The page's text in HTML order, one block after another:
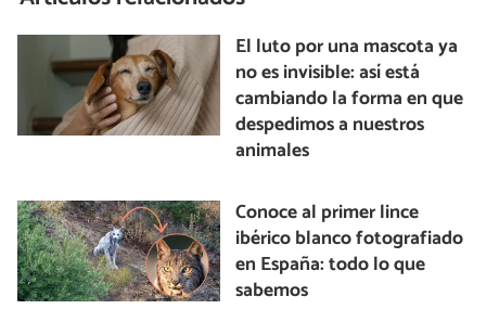
El luto por una mascota ya
no es invisible: así está
cambiando la forma en que
despedimos a nuestros
animales
Conoce al primer lince
ibérico blanco fotografiado
en España: todo lo que
sabemos